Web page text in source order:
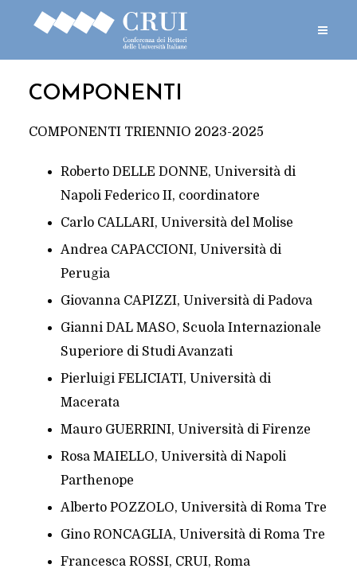
COMPONENTI
COMPONENTI TRIENNIO 2023-2025
Roberto DELLE DONNE, Università di
Napoli Federico II, coordinatore
Carlo CALLARI, Università del Molise
Andrea CAPACCIONI, Università di
Perugia
Giovanna CAPIZZI, Università di Padova
Gianni DAL MASO, Scuola Internazionale
Superiore di Studi Avanzati
Pierluigi FELICIATI, Università di
Macerata
Mauro GUERRINI, Università di Firenze
Rosa MAIELLO, Università di Napoli
Parthenope
Alberto POZZOLO, Università di Roma Tre
Gino RONCAGLIA, Università di Roma Tre
Francesca ROSSI, CRUI, Roma